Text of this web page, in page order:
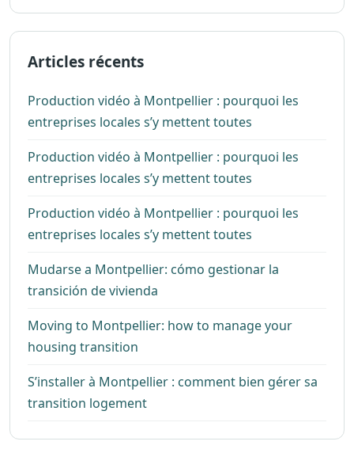
Articles récents
Production vidéo à Montpellier : pourquoi les
entreprises locales s’y mettent toutes
Production vidéo à Montpellier : pourquoi les
entreprises locales s’y mettent toutes
Production vidéo à Montpellier : pourquoi les
entreprises locales s’y mettent toutes
Mudarse a Montpellier: cómo gestionar la
transición de vivienda
Moving to Montpellier: how to manage your
housing transition
S’installer à Montpellier : comment bien gérer sa
transition logement